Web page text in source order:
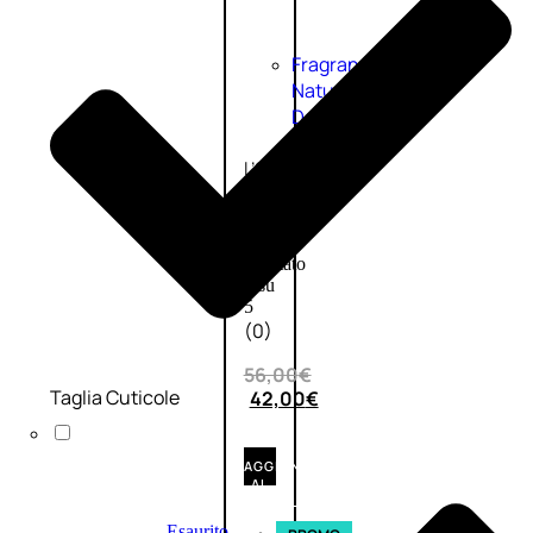
Fragranze
Nature
Donna
L’OCCITANE
Valutato
su
5
(0)
56,00€
42,00€
AGGIUNGI
AL
CARRELLO
Taglia Cuticole